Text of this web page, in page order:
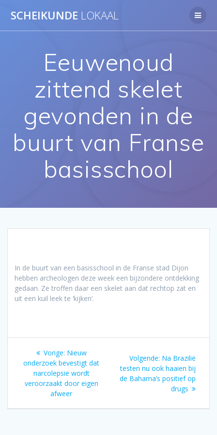
naar
SCHEIKUNDE LOKAAL
Eeuwenoud
zittend skelet
gevonden in de
buurt van Franse
basisschool
In de buurt van een basisschool in de Franse stad Dijon
hebben archeologen deze week een bijzondere ontdekking
gedaan. Ze troffen daar een skelet aan dat rechtop zat en
uit een kuil leek te ‘kijken’.
Bericht
navigatie
Vorige: Vorig
bericht:
Nieuw
onderzoek bevestigt dat
narcolepsie wordt
veroorzaakt door eigen
afweer
Volgende: Volgend
bericht:
Na Brazilië
testen nu ook haaien bij
de Bahama’s positief op
drugs